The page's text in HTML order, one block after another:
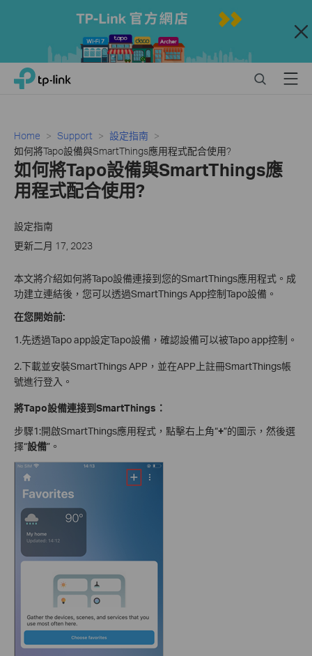
Close
Click
navigation
bar
TP-Link, Reliably Smart SearchMenu
Home Support
設定指南
如何將Tapo設備與SmartThings應用程式配合使用?
如何將Tapo設備與SmartThings應
用程式配合使用?
設定指南
更新二月 17, 2023
本文將介紹如何將Tapo設備連接到您的SmartThings應用程式。成
功建立連結後，您可以透過SmartThings App控制Tapo設備。
在您開始前:
1.先透過Tapo app設定Tapo設備，確認設備可以被Tapo app控制。
2.下載並安裝SmartThings APP，並在APP上註冊SmartThings帳
號進行登入。
將Tapo設備連接到SmartThings：
步驟1:開啟SmartThings應用程式，點擊右上角“+”的圖示，然後選
擇“設備”。